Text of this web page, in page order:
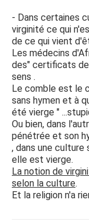
- Dans certaines
virginité ce qui
de ce qui vient
Les médecins
des" certificats de
sens .
Le comble est le
sans hymen et à
été vierge "
Ou bien, dans
pénétrée et son
, dans une culture
elle est vierge.
La notion de
selon la culture.
Et la religion n'a